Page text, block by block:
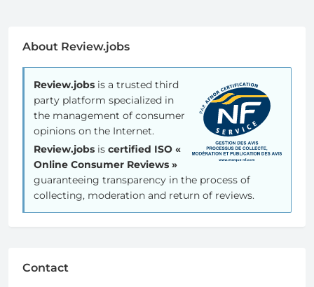
About Review.jobs
Review.jobs is a trusted third
party platform specialized in
the management of consumer
opinions on the Internet.
Review.jobs is certified ISO «
Online Consumer Reviews »
guaranteeing transparency in the process of
collecting, moderation and return of reviews.
Contact